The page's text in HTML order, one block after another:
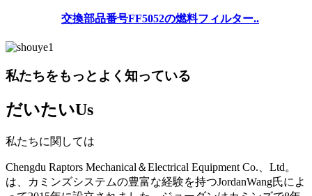
交換部品番号FF5052の燃料フィルター..
私たちをもっとよく知っている
だいたいUs
私たちに関しては
Chengdu Raptors Mechanical＆Electrical Equipment Co.、Ltd。
は、カミンズシステムの豊富な経験を持つJordanWang氏によ